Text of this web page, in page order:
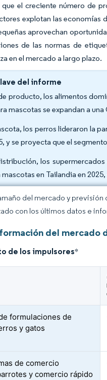
el creciente número de
explotan las
aprovechan
de las normas de
en el mercado a largo plazo.
del informe
producto, los alimentos
mascotas se expandan a una
los perros lideraron la
y se proyecta que el
los
en Tailandia en
del mercado y
con los últimos datos e
del mercado
de los impulsores*
formulaciones de
y gatos
de comercio
y comercio rápido